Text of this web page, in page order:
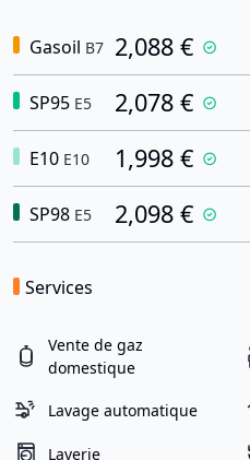
Gasoil B7 2,088 €
SP95 E5 2,078 €
E10 E10 1,998 €
SP98 E5 2,098 €
Services
Vente de gaz
domestique
Lavage automatique
Laverie